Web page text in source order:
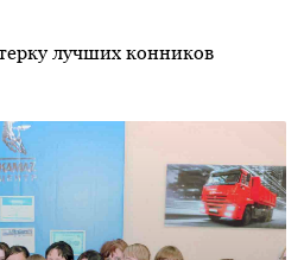
лучших конников